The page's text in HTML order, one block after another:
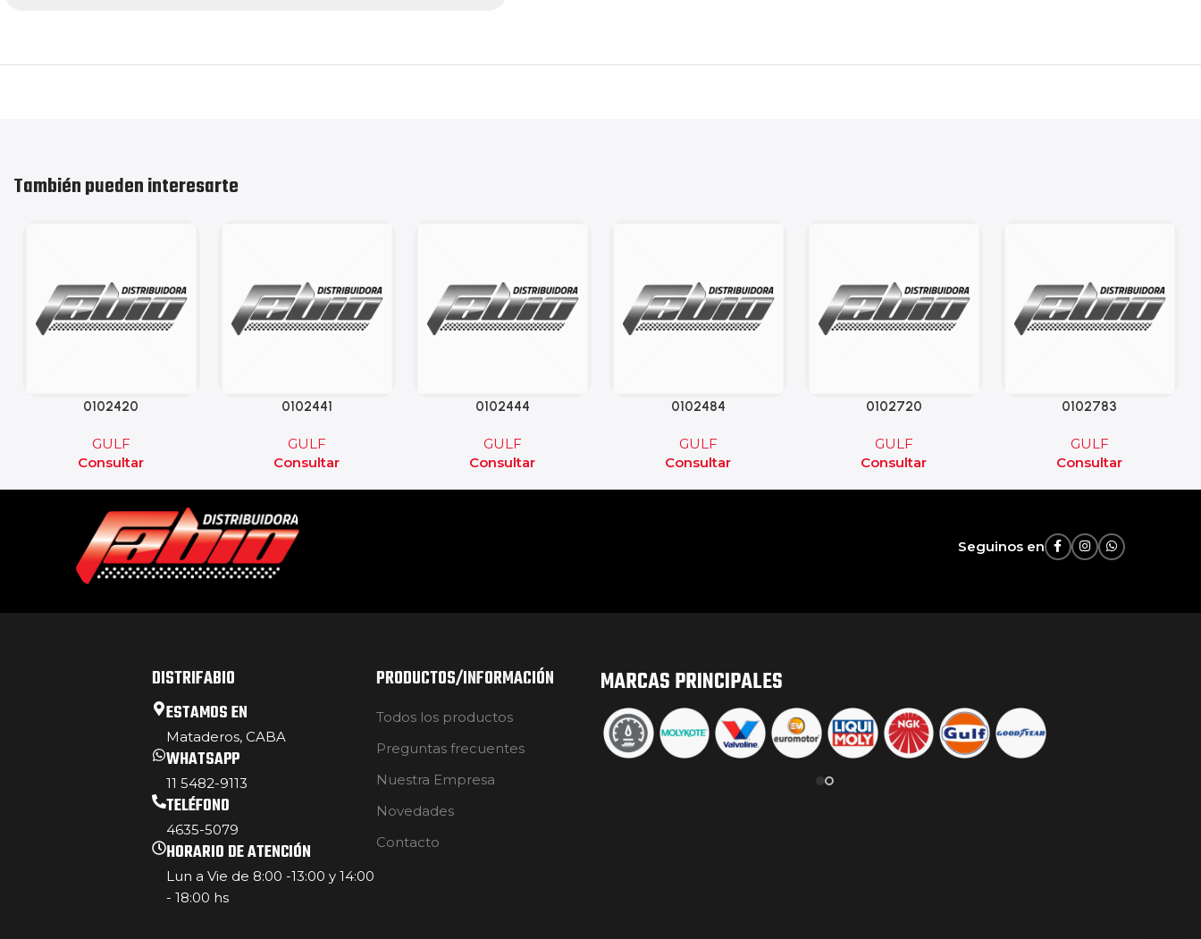
También pueden interesarte
0102420
GULF
Consultar
0102441
GULF
Consultar
0102444
GULF
Consultar
0102484
GULF
Consultar
0102720
GULF
Consultar
0102783
GULF
Consultar
Seguinos en
DISTRIFABIO
ESTAMOS EN
Mataderos, CABA
WHATSAPP
11 5482-9113
TELÉFONO
4635-5079
HORARIO DE ATENCIÓN
Lun a Vie de 8:00 -13:00 y 14:00
- 18:00 hs
PRODUCTOS/INFORMACIÓN
Todos los productos
Preguntas frecuentes
Nuestra Empresa
Novedades
Contacto
MARCAS PRINCIPALES